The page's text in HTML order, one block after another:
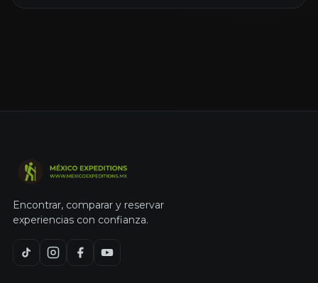
Encontrar, comparar y reservar
experiencias con confianza.